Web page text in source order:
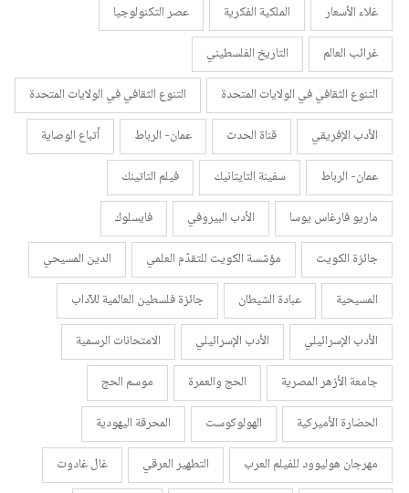
غلاء الأسعار
الملكية الفكرية
عصر التكنولوجيا
غرائب العالم
التاريخ الفلسطيني
التنوع الثقافي في الولايات المتحدة
التنوع الثقافي في الولايات المتحدة
الأدب الإفريقي
قناة الحدث عمان- الرباط
أتباع الوصاية
عمان- الرباط
سفينة التايتانيك
فيلم التاتينك
ماريو فارغاس يوسا
الأدب البيروفي
فايسلوك
جائزة الكويت
مؤسّسة الكويت للتقدّم العلمي
الدين المسيحي
المسيحية
عبادة الشيطان
جائزة فلسطين العالمية للآداب
الأدب الإسرائيلي
الأدب الإسرائيلي
الامتحانات الرسمية
جامعة الأزهر المصرية
الحج والعمرة
موسم الحج
الحضارة الأميركية
الهولوكوست
المحرقة اليهودية
مهرجان هوليوود للفيلم العرب
التطهير العرقي
غال غادوت